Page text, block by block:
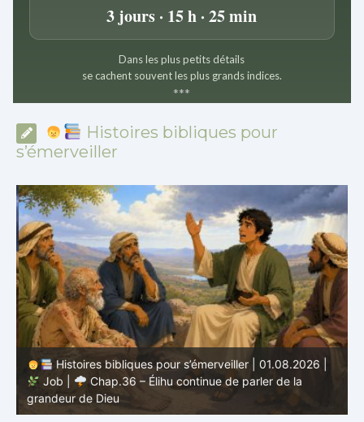
3 jours · 15 h · 25 min
Dans les plus petits détails
se cachent souvent les plus grands indices.
***
Histoires bibliques pour
s’émerveiller
Histoires bibliques pour s’émerveiller | 01.08.2026 |
Job |
Chap.36 – Élihu continue de parler de la
grandeur de Dieu